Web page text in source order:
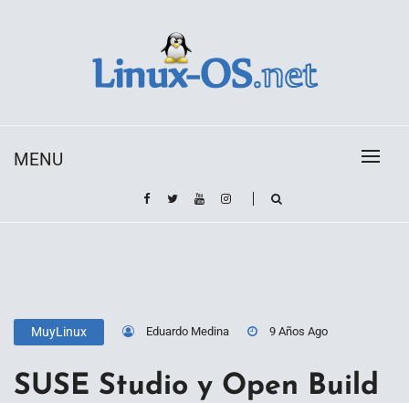
MENU
MuyLinux Eduardo Medina 9 Años Ago
SUSE Studio y Open Build